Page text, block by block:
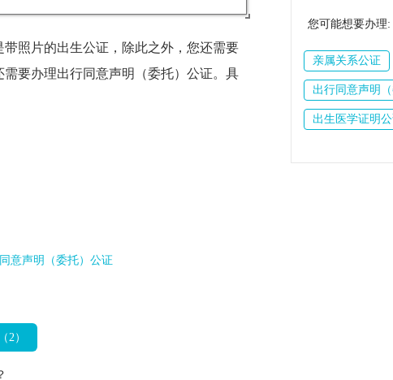
照片的出生公证，除此之外，您还需要
要办理出行同意声明（委托）公证。具
意声明（委托）公证
您可能想要办理:
亲属关系公证
出行同意声明
出生医学证明
2 ）